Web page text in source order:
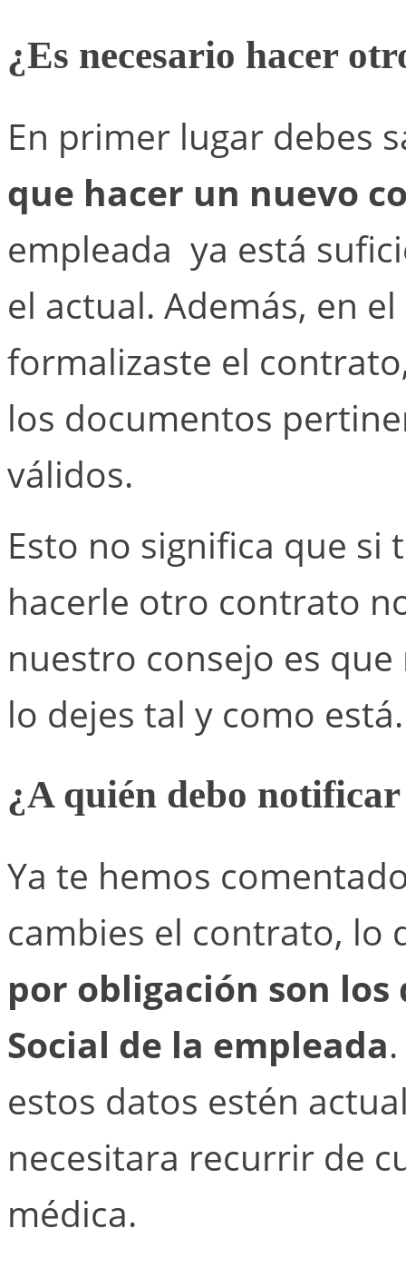
¿Es necesario hacer
En primer lugar debes
que hacer un nuevo
empleada ya está
el actual. Además, en
formalizaste el
los documentos
válidos.
Esto no significa que si
hacerle otro contrato
nuestro consejo es
lo dejes tal y como está.
¿A quién debo
Ya te hemos
cambies el contrato, lo
por obligación son los
Social de la empleada
estos datos estén
necesitara recurrir de
médica.